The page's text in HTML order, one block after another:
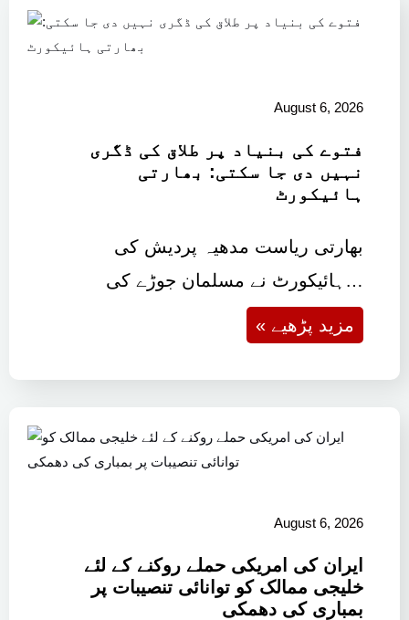
August 6, 2026
فتوے کی بنیاد پر طلاق کی ڈگری
نہیں دی جا سکتی: بھارتی
ہائیکورٹ
بھارتی ریاست مدھیہ پردیش کی
ہائیکورٹ نے مسلمان جوڑے کی…
« مزید پڑھیے
August 6, 2026
ایران کی امریکی حملے روکنے کے لئے
خلیجی ممالک کو توانائی تنصیبات پر
بمباری کی دھمکی